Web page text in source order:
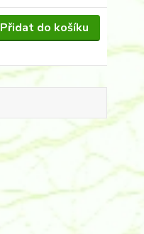
Přidat do košíku